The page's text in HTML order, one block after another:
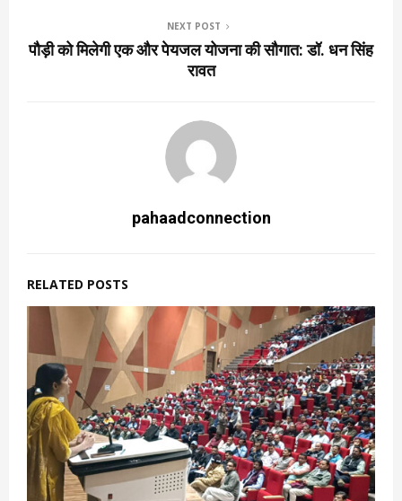
NEXT POST
पौड़ी को मिलेगी एक और पेयजल योजना की सौगात: डॉ. धन सिंह
रावत
pahaadconnection
RELATED POSTS